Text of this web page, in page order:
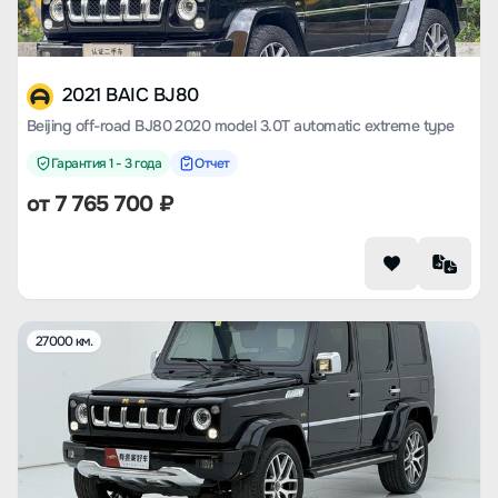
2021 BAIC BJ80
Beijing off-road BJ80 2020 model 3.0T automatic extreme type
Гарантия 1 - 3 года Отчет
от7 765 700₽
27000 км.